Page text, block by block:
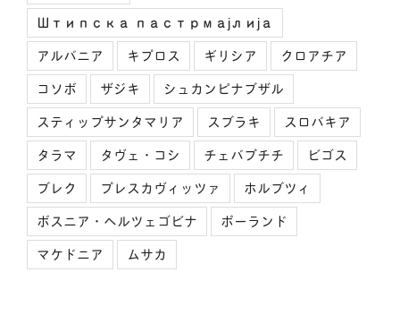
Штипска пастрмајлија
アルバニア
キプロス ギリシア
クロアチア
コソボ
ザジキ
シュカンピナブザル
スティップサンタマリア
スブラキ
スロバキア
タラマ
タヴェ・コシ チェバプチチ
ビゴス
ブレク
プレスカヴィッツァ
ホルブツィ
ボスニア・ヘルツェゴビナ
ポーランド
マケドニア
ムサカ